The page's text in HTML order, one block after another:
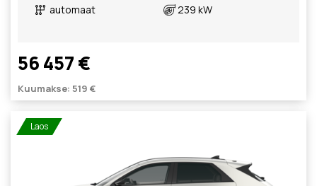
automaat
239 kW
56 457 €
Kuumakse: 519 €
Laos